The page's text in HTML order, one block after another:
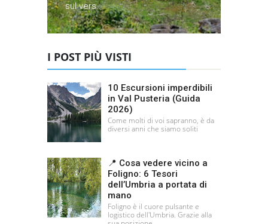
sul vers...
I POST PIÙ VISTI
10 Escursioni imperdibili
in Val Pusteria (Guida
2026)
Come molti di voi sapranno, è da
diversi anni che siamo soliti
📍 Cosa vedere vicino a
Foligno: 6 Tesori
dell’Umbria a portata di
mano
Foligno è il cuore pulsante e
logistico dell'Umbria. Grazie alla